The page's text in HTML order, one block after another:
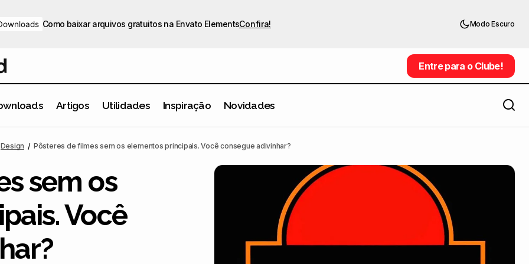
Como baixar arquivos gratuitos na Envato ElementsConfira! Modo Escuro
Entre para o Clube!
Entre para o Clube!
Artigos Utilidades Inspiração Novidades
Pôsteres de filmes sem os elementos principais. Você consegue adivinhar?
Design Pôsteres de filmes sem os elementos principais. Você consegue adivinhar?
sem os
Você